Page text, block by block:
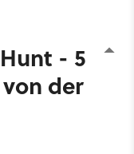
- 5
der